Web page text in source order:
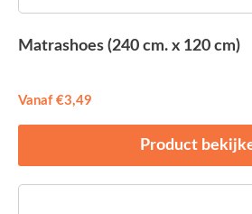
Matrashoes (240 cm. x 120 cm)
Vanaf €3,49
Product